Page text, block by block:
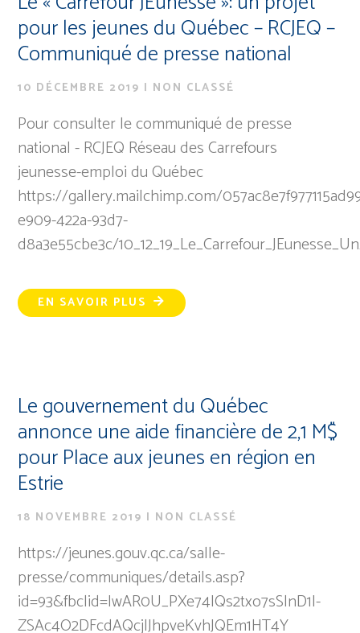
pour les jeunes du Québec – RCJEQ –
Communiqué de presse national
10 DÉCEMBRE 2019 | NON CLASSÉ
Pour consulter le communiqué de presse
national - RCJEQ Réseau des Carrefours
jeunesse-emploi du Québec
https://gallery.mailchimp.com/
e909-422a-93d7-
d8a3e55cbe3c/
EN SAVOIR PLUS
Le gouvernement du Québec
annonce une aide financière de 2,1 M$
pour Place aux jeunes en région en
Estrie
18 NOVEMBRE 2019 | NON CLASSÉ
https://jeunes.gouv.qc.ca/salle-
presse/communiques/details.asp?
id=93&fbclid=IwAR0U_PXe74IQs2txo7sSlnD1I-
ZSAc4O2DFcdAQcjlJhpveKvhJQEm1HT4Y